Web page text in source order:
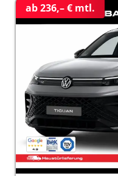
ab 236,– € mtl.